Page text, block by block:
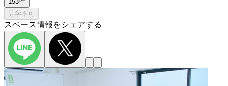
見学不可
スペース情報をシェアする